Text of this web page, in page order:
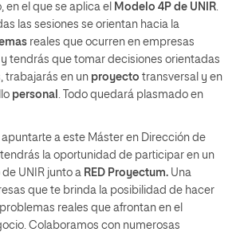
en el que se aplica el Modelo 4P de UNIR
las sesiones se orientan hacia la
reales que ocurren en empresas
tendrás que tomar decisiones orientadas
trabajarás en un proyecto transversal y en
personal
. Todo quedará plasmado en
apuntarte a este Máster en Dirección de
tendrás la oportunidad de participar en un
UNIR junto a RED Proyectum. Una
que te brinda la posibilidad de hacer
reales que afrontan en el
Colaboramos con numerosas